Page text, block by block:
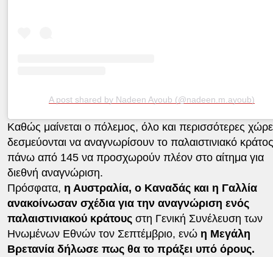
A post shared by Nadeen Ayoub (@nadeen.m.ayoub)
Καθώς μαίνεται ο πόλεμος, όλο και περισσότερες
δεσμεύονται να αναγνωρίσουν το παλαιστινιακό
πάνω από 145 να προσχωρούν πλέον στο αίτημα για
διεθνή αναγνώριση.
Πρόσφατα, η Αυστραλία, ο Καναδάς και η Γαλλία
ανακοίνωσαν σχέδια για την αναγνώριση ενός
παλαιστινιακού κράτους στη Γενική Συνέλευση των
Ηνωμένων Εθνών τον Σεπτέμβριο, ενώ η Μεγάλη
Βρετανία δήλωσε πως θα το πράξει υπό όρους.